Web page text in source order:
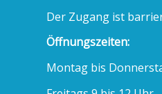
Der Zugang ist
Öffnungszeiten:
Montag bis